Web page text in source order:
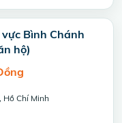
Bình Chánh
hộ)
Hồ Chí Minh